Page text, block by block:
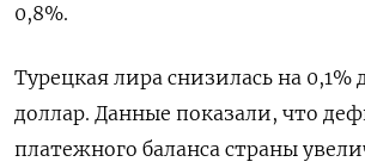
0,8%.
Турецкая лира снизилась на 0,1%
доллар. Данные показали, что
платежного баланса страны